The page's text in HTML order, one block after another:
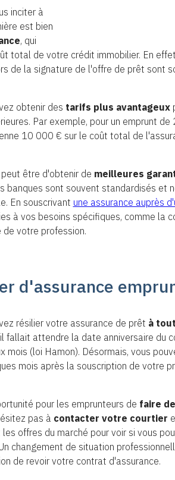
inciter à
est bien
, qui
total de votre crédit immobilier. En
de la signature de l'offre de prêt sont
obtenir des tarifs plus avantageux
Par exemple, pour un emprunt
10 000 € sur le coût total de
être d'obtenir de meilleures
banques sont souvent standardisés et
En souscrivant une assurance auprès
à vos besoins spécifiques, comme la
votre profession.
d'assurance
résilier votre assurance de prêt à
fallait attendre la date anniversaire du
mois (loi Hamon). Désormais, vous
mois après la souscription de votre
pour les emprunteurs de faire
pas à contacter votre courtier
offres du marché pour voir si vous
changement de situation
de revoir votre contrat d'assurance.